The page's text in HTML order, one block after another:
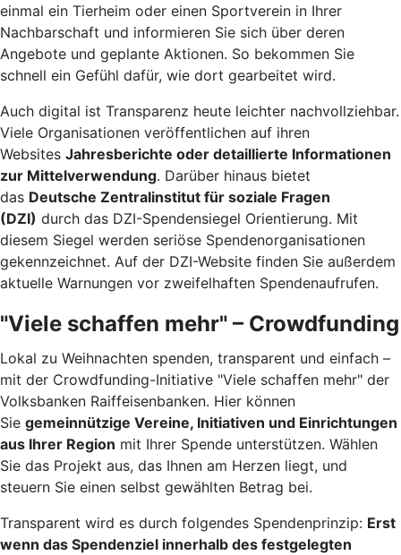
einmal ein Tierheim oder einen Sportverein in Ihrer
Nachbarschaft und informieren Sie sich über deren
Angebote und geplante Aktionen. So bekommen Sie
schnell ein Gefühl dafür, wie dort gearbeitet wird.
Auch digital ist Transparenz heute leichter nachvollziehbar.
Viele Organisationen veröffentlichen auf ihren
Websites Jahresberichte oder detaillierte Informationen
zur Mittelverwendung. Darüber hinaus bietet
das Deutsche Zentralinstitut für soziale Fragen
(DZI) durch das DZI-Spendensiegel Orientierung. Mit
diesem Siegel werden seriöse Spendenorganisationen
gekennzeichnet. Auf der DZI-Website finden Sie außerdem
aktuelle Warnungen vor zweifelhaften Spendenaufrufen.
"Viele schaffen mehr" – Crowdfunding
Lokal zu Weihnachten spenden, transparent und einfach –
mit der Crowdfunding-Initiative "Viele schaffen mehr" der
Volksbanken Raiffeisenbanken. Hier können
Sie gemeinnützige Vereine, Initiativen und Einrichtungen
aus Ihrer Region mit Ihrer Spende unterstützen. Wählen
Sie das Projekt aus, das Ihnen am Herzen liegt, und
steuern Sie einen selbst gewählten Betrag bei.
Transparent wird es durch folgendes Spendenprinzip: Erst
wenn das Spendenziel innerhalb des festgelegten